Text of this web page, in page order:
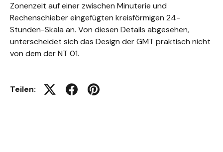
Zonenzeit auf einer zwischen Minuterie und
Rechenschieber eingefügten kreisförmigen 24-
Stunden-Skala an. Von diesen Details abgesehen,
unterscheidet sich das Design der GMT praktisch nicht
von dem der NT 01.
Teilen: Auf Twitter twittern
Auf Facebook teilen
Auf Pinterest pinnen